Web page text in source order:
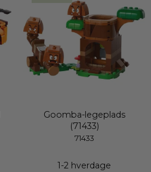
Goomba-legeplads
(71433)
71433
1-2 hverdage